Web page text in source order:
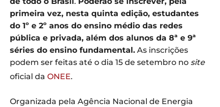
primeira vez, nesta quinta edição, estudantes
do 1º e 2º anos do ensino médio das redes
pública e privada, além dos alunos da 8ª e 9ª
séries do ensino fundamental. As inscrições
podem ser feitas até o dia 15 de setembro no site
oficial da ONEE.
Organizada pela Agência Nacional de Energia